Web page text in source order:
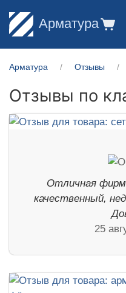
Арматура
Арматура Отзывы
Отзывы по
Отличная
качественный,
25